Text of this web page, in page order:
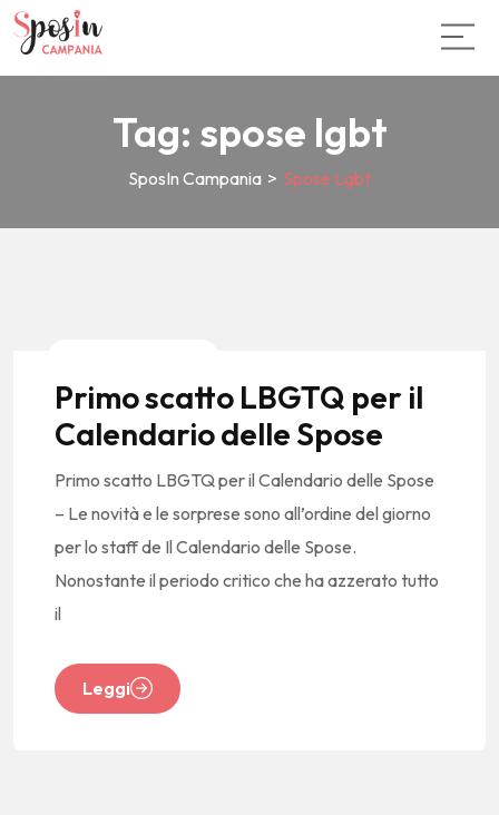
Tag: spose lgbt
SposIn Campania > Spose Lgbt
Primo scatto LBGTQ per il
Calendario delle Spose
Primo scatto LBGTQ per il Calendario delle Spose
– Le novità e le sorprese sono all’ordine del giorno
per lo staff de Il Calendario delle Spose.
Nonostante il periodo critico che ha azzerato tutto
il
Leggi